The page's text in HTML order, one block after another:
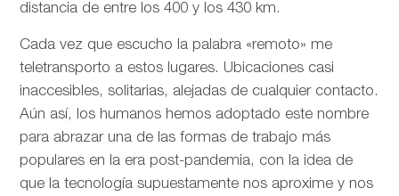
distancia de entre los 400 y los 430 km.
Cada vez que escucho la palabra «remoto» me
teletransporto a estos lugares. Ubicaciones casi
inaccesibles, solitarias, alejadas de cualquier contacto.
Aún así, los humanos hemos adoptado este nombre
para abrazar una de las formas de trabajo más
populares en la era post-pandemia, con la idea de
que la tecnología supuestamente nos aproxime y nos